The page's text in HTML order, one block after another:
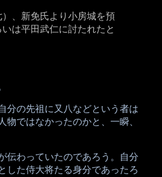
、新免氏より小房城を預
は平田武仁に討たれたと
分の先祖に又八などという者は
ではなかったのかと、一瞬、
伝わっていたのであろう。自分
した侍大将たる身分であったろ